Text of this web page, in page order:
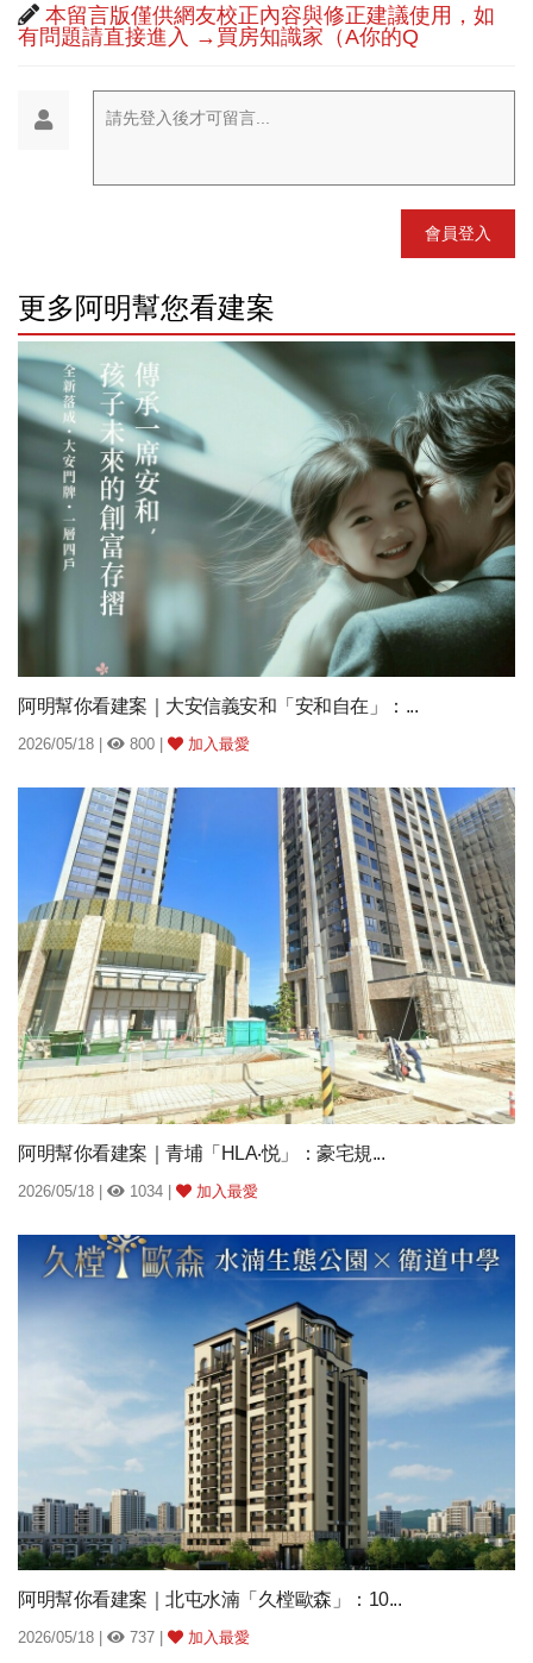
本留言版僅供網友校正內容與修正建議使用，如
有問題請直接進入 →買房知識家（A你的Q
請先登入後才可留言...
會員登入
更多阿明幫您看建案
阿明幫你看建案｜大安信義安和「安和自在」：...
2026/05/18 | 800 | 加入最愛
阿明幫你看建案｜青埔「HLA‧悦」：豪宅規...
2026/05/18 | 1034 | 加入最愛
阿明幫你看建案｜北屯水湳「久樘歐森」：10...
2026/05/18 | 737 | 加入最愛